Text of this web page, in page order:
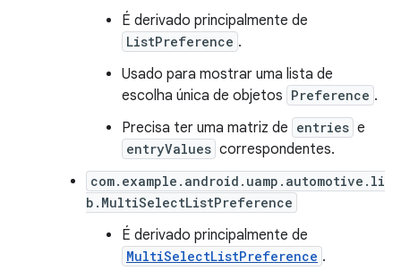
É derivado principalmente de
ListPreference .
Usado para mostrar uma lista de
escolha única de objetos Preference .
Precisa ter uma matriz de entries e
entryValues correspondentes.
com.example.android.uamp.automotive.li
b.MultiSelectListPreference
É derivado principalmente de
MultiSelectListPreference .